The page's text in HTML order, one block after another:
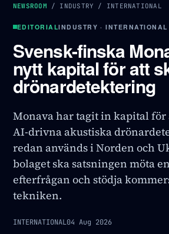
NEWSROOM / INDUSTRY / INTERNATIONAL
EDITORIALINDUSTRY · INTERNATIONAL
Svensk-finska
nytt kapital för att
drönardetektering
Monava har tagit in kapital för
AI-drivna akustiska
redan används i Norden och
bolaget ska satsningen möta
efterfrågan och stödja
tekniken.
INTERNATIONAL04 Aug 2026